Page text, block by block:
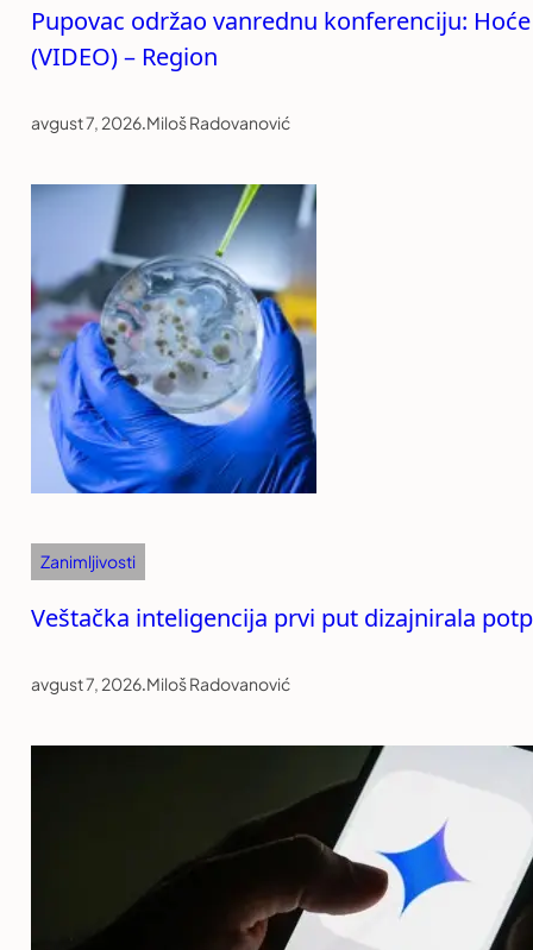
Pupovac održao vanrednu konferenciju:
(VIDEO) – Region
avgust 7, 2026.Miloš Radovanović
Zanimljivosti
Veštačka inteligencija prvi put dizajnirala
avgust 7, 2026.Miloš Radovanović